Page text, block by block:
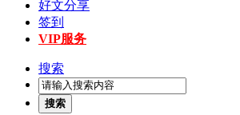
好文分享
签到
VIP服务
搜索
搜索